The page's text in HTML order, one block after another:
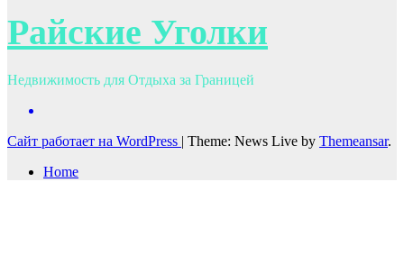
Райские Уголки
Недвижимость для Отдыха за Границей
Сайт работает на WordPress | Theme: News Live by Themeansar.
Home